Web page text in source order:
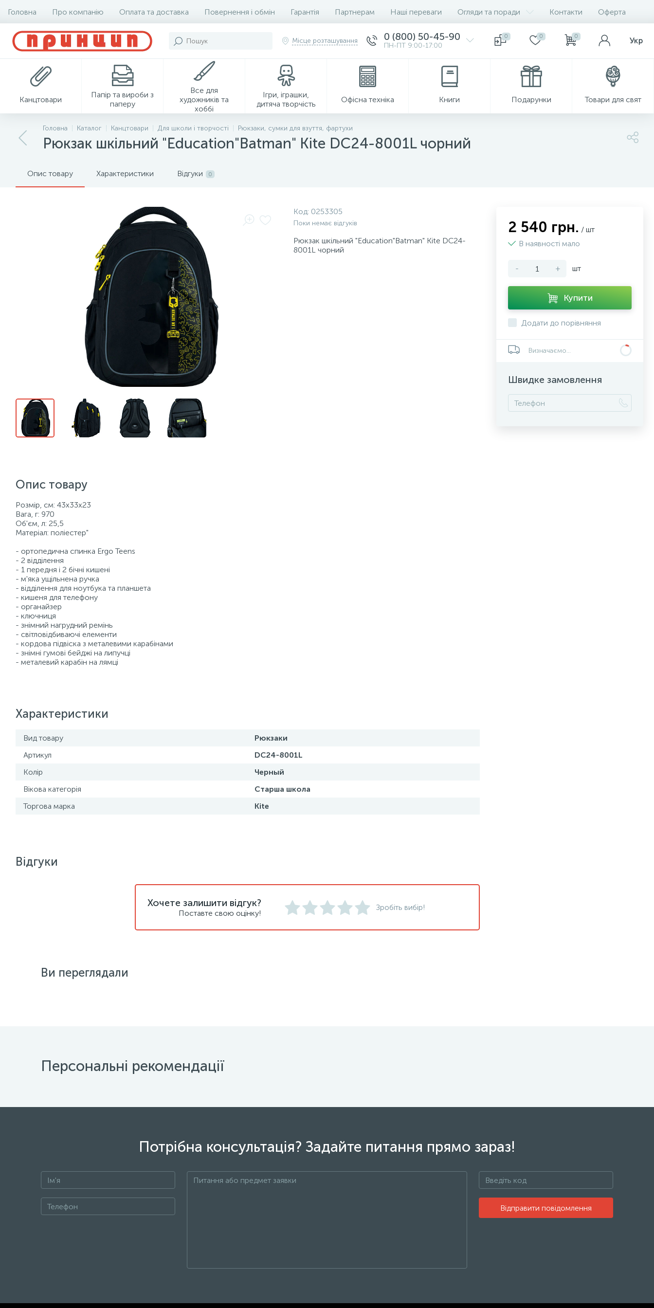
Головна Про компанію Оплата та доставка Повернення і обмін Гарантія Партнерам Наші переваги Огляди та поради Контакти Оферта
Місце розташування 0 (800) 50-45-90
ПН-ПТ 9:00-17:00
0 0 0 Укр
Канцтовари
Папір та вироби з
паперу
Все для
художників та
хоббі
Ігри, іграшки,
дитяча творчість
Офісна техніка Книги Подарунки Товари для свят
Головна Каталог Канцтовари Для школи і творчості Рюкзаки, сумки для взуття, фартухи
Рюкзак шкільний "Education"Batman" Kite DC24-8001L чорний
Опис товару Характеристики Відгуки 0
Код: 0253305
Поки немає відгуків
Рюкзак шкільний "Education"Batman" Kite DC24-
8001L чорний
Опис товару
Розмір, см: 43x33x23
Вага, г: 970
Об'єм, л: 25,5
Матеріал: поліестер"
- ортопедична спинка Ergo Teens
- 2 відділення
- 1 передня і 2 бічні кишені
- м'яка ущільнена ручка
- відділення для ноутбука та планшета
- кишеня для телефону
- органайзер
- ключниця
- знімний нагрудний ремінь
- світловідбиваючі елементи
- кордова підвіска з металевими карабінами
- знімні гумові бейджі на липучці
- металевий карабін на лямці
Характеристики
Вид товару
Рюкзаки
Артикул
DC24-8001L
Колір
Черный
Вікова категорія
Старша школа
Торгова марка
Kite
2 540 грн. / шт
В наявності мало
- + шт
Купити
Додати до порівняння
Визначаємо...
Швидке замовлення
Відгуки
Хочете залишити відгук?
Поставте свою оцінку!
Зробіть вибір!
Ви переглядали
Персональні рекомендації
Потрібна консультація? Задайте питання прямо зараз!
Відправити повідомлення